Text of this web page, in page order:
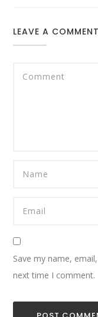
LEAVE A COMMENT
Save my name,
next time I comment.